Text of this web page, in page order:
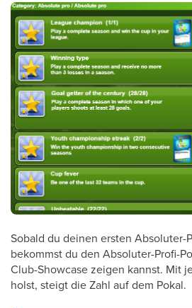
Sobald du deinen ersten Absoluter-
bekommst du den Absoluter-Profi-
Club-Showcase zeigen kannst. Mit
holst, steigt die Zahl auf dem Pokal.